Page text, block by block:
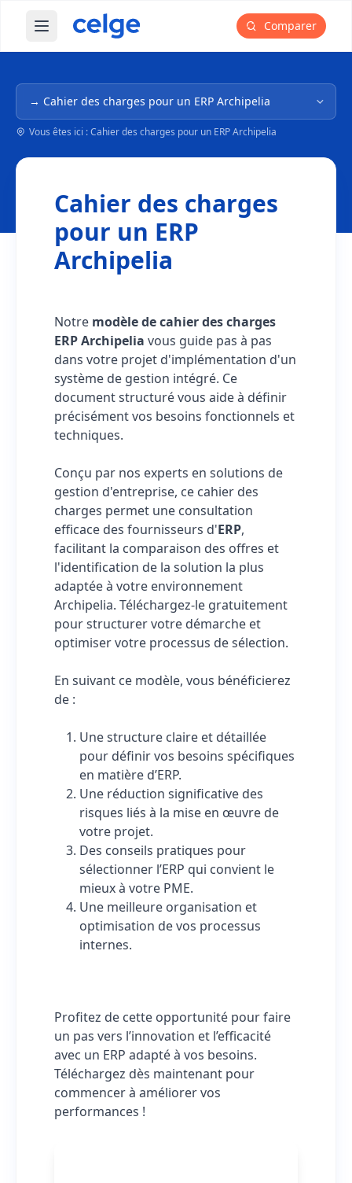
Ouvrir le menu principal Comparer
Navigation dans l'arborescence
Vous êtes ici : Cahier des charges pour un ERP Archipelia
Cahier des charges
pour un ERP
Archipelia
Notre modèle de cahier des charges
ERP Archipelia vous guide pas à pas
dans votre projet d'implémentation d'un
système de gestion intégré. Ce
document structuré vous aide à définir
précisément vos besoins fonctionnels et
techniques.
Conçu par nos experts en solutions de
gestion d'entreprise, ce cahier des
charges permet une consultation
efficace des fournisseurs d'ERP,
facilitant la comparaison des offres et
l'identification de la solution la plus
adaptée à votre environnement
Archipelia. Téléchargez-le gratuitement
pour structurer votre démarche et
optimiser votre processus de sélection.
En suivant ce modèle, vous bénéficierez
de :
Une structure claire et détaillée
pour définir vos besoins spécifiques
en matière d’ERP.
Une réduction significative des
risques liés à la mise en œuvre de
votre projet.
Des conseils pratiques pour
sélectionner l’ERP qui convient le
mieux à votre PME.
Une meilleure organisation et
optimisation de vos processus
internes.
Profitez de cette opportunité pour faire
un pas vers l’innovation et l’efficacité
avec un ERP adapté à vos besoins.
Téléchargez dès maintenant pour
commencer à améliorer vos
performances !